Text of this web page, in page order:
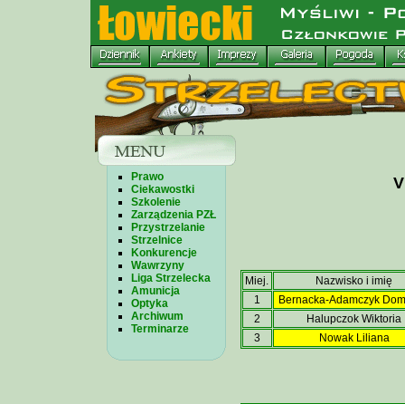
Prawo
Ciekawostki
Szkolenie
Zarządzenia PZŁ
Przystrzelanie
Strzelnice
Konkurencje
Wawrzyny
Liga Strzelecka
Amunicja
Optyka
Archiwum
Terminarze
Miej.
Nazwisko i imię
1
Bernacka-Adamczyk
2
Halupczok Wiktoria
3
Nowak Liliana